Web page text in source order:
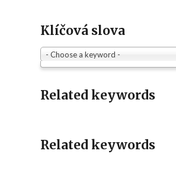
Klíčová slova
- Choose a keyword -
Related keywords
Related keywords